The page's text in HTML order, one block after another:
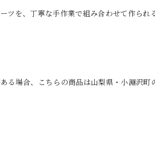
ツを、丁寧な手作業で組み合わせて作ら
る場合、こちらの商品は山梨県・小淵沢